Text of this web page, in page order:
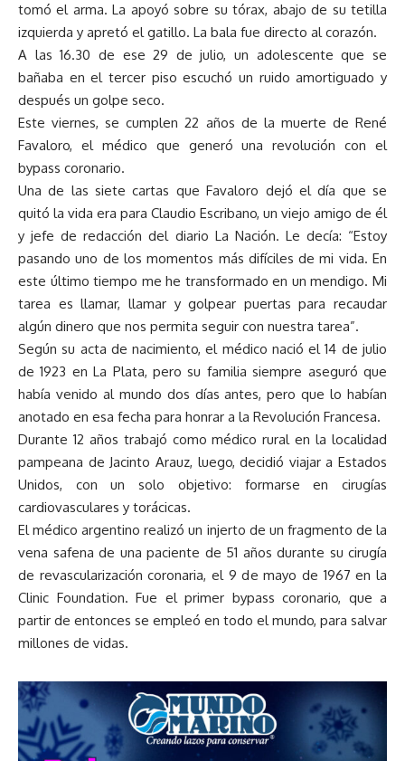
tomó el arma. La apoyó sobre su tórax, abajo de su tetilla
izquierda y apretó el gatillo. La bala fue directo al corazón.
A las 16.30 de ese 29 de julio, un adolescente que se
bañaba en el tercer piso escuchó un ruido amortiguado y
después un golpe seco.
Este viernes, se cumplen 22 años de la muerte de René
Favaloro, el médico que generó una revolución con el
bypass coronario.
Una de las siete cartas que Favaloro dejó el día que se
quitó la vida era para Claudio Escribano, un viejo amigo de él
y jefe de redacción del diario La Nación. Le decía: “Estoy
pasando uno de los momentos más difíciles de mi vida. En
este último tiempo me he transformado en un mendigo. Mi
tarea es llamar, llamar y golpear puertas para recaudar
algún dinero que nos permita seguir con nuestra tarea”.
Según su acta de nacimiento, el médico nació el 14 de julio
de 1923 en La Plata, pero su familia siempre aseguró que
había venido al mundo dos días antes, pero que lo habían
anotado en esa fecha para honrar a la Revolución Francesa.
Durante 12 años trabajó como médico rural en la localidad
pampeana de Jacinto Arauz, luego, decidió viajar a Estados
Unidos, con un solo objetivo: formarse en cirugías
cardiovasculares y torácicas.
El médico argentino realizó un injerto de un fragmento de la
vena safena de una paciente de 51 años durante su cirugía
de revascularización coronaria, el 9 de mayo de 1967 en la
Clinic Foundation. Fue el primer bypass coronario, que a
partir de entonces se empleó en todo el mundo, para salvar
millones de vidas.